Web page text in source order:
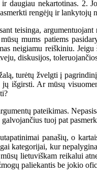
daugiau nekartotinas. 2.
rengėjų ir lankytojų
teisinga,
mums patiems
neigiamu reiškiniu.
diskusijos,
turėtų žvelgti į
išgirsti. Ar mūsų
pateikimas.
tuoj pat
panašių, o
kategorijai, kur
lietuviškam reikalui
paliekantis be jokio